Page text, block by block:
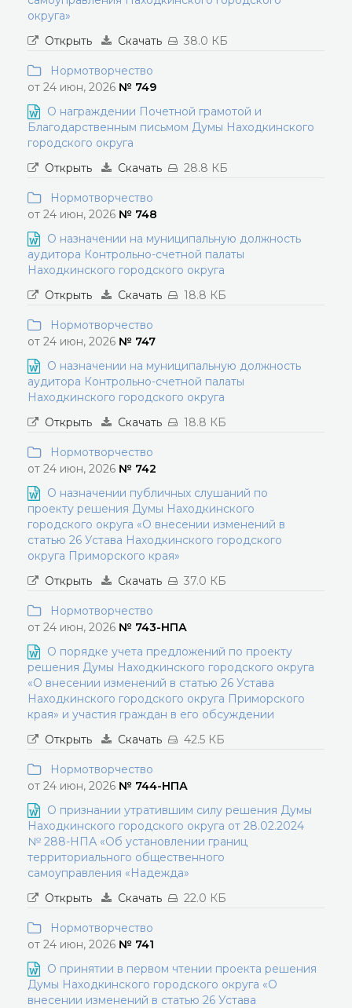
округа»
Открыть
Скачать 38.0 КБ
Нормотворчество
от 24 июн, 2026 № 749
О награждении Почетной грамотой и
Благодарственным письмом Думы Находкинского
городского округа
Открыть
Скачать 28.8 КБ
Нормотворчество
от 24 июн, 2026 № 748
О назначении на муниципальную должность
аудитора Контрольно-счетной палаты
Находкинского городского округа
Открыть
Скачать 18.8 КБ
Нормотворчество
от 24 июн, 2026 № 747
О назначении на муниципальную должность
аудитора Контрольно-счетной палаты
Находкинского городского округа
Открыть
Скачать 18.8 КБ
Нормотворчество
от 24 июн, 2026 № 742
О назначении публичных слушаний по
проекту решения Думы Находкинского
городского округа «О внесении изменений в
статью 26 Устава Находкинского городского
округа Приморского края»
Открыть
Скачать 37.0 КБ
Нормотворчество
от 24 июн, 2026 № 743-НПА
О порядке учета предложений по проекту
решения Думы Находкинского городского округа
«О внесении изменений в статью 26 Устава
Находкинского городского округа Приморского
края» и участия граждан в его обсуждении
Открыть
Скачать 42.5 КБ
Нормотворчество
от 24 июн, 2026 № 744-НПА
О признании утратившим силу решения Думы
Находкинского городского округа от 28.02.2024
№ 288-НПА «Об установлении границ
территориального общественного
самоуправления «Надежда»
Открыть
Скачать 22.0 КБ
Нормотворчество
от 24 июн, 2026 № 741
О принятии в первом чтении проекта решения
Думы Находкинского городского округа «О
внесении изменений в статью 26 Устава